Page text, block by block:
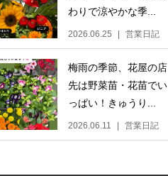
わりで涼やかな季...
2026.06.25 営業日記
梅雨の季節、花屋の店
先は野菜苗・花苗でい
っぱい！きゅうり...
2026.06.11 営業日記